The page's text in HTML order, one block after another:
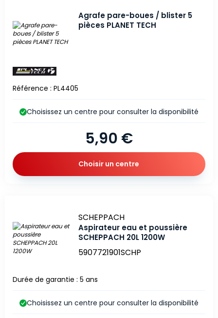
Agrafe pare-boues / blister 5
pièces PLANET TECH
Référence : PL4405
5,90 €
Choisissez un centre pour consulter la disponibilité
Choisir un centre
Marque
SCHEPPACH
Aspirateur eau et poussière
SCHEPPACH 20L 1200W
5907721901SCHP
Durée de garantie : 5 ans
Choisissez un centre pour consulter la disponibilité